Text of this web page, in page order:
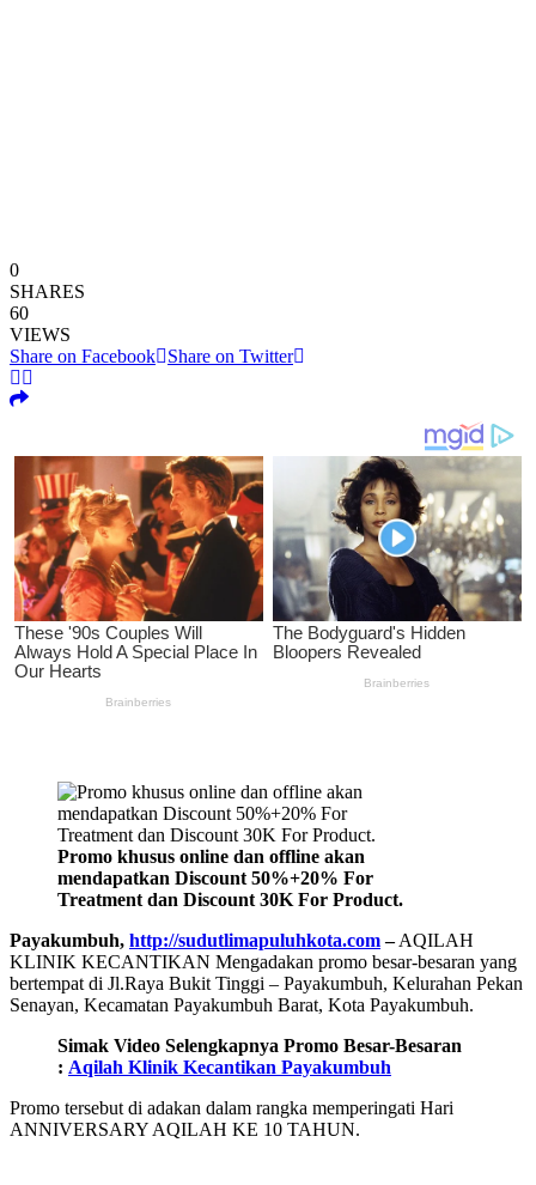
0
SHARES
60
VIEWS
Share on Facebook
Share on Twitter
Promo khusus online dan offline akan
mendapatkan Discount 50%+20% For
Treatment dan Discount 30K For Product.
Payakumbuh, http://sudutlimapuluhkota.com–AQILAH
KLINIK KECANTIKAN Mengadakan promo besar-besaran yang
bertempat di Jl.Raya Bukit Tinggi – Payakumbuh, Kelurahan Pekan
Senayan, Kecamatan Payakumbuh Barat, Kota Payakumbuh.
Simak Video Selengkapnya Promo Besar-Besaran
: Aqilah Klinik Kecantikan Payakumbuh
Promo tersebut di adakan dalam rangka memperingati Hari
ANNIVERSARY AQILAH KE 10 TAHUN.